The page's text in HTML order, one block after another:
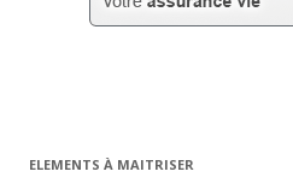
ELEMENTS À MAITRISER